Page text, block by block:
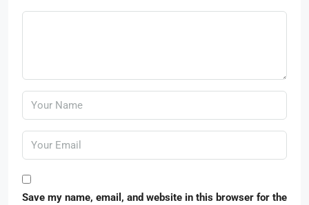
Save my name, email, and website in this browser for the